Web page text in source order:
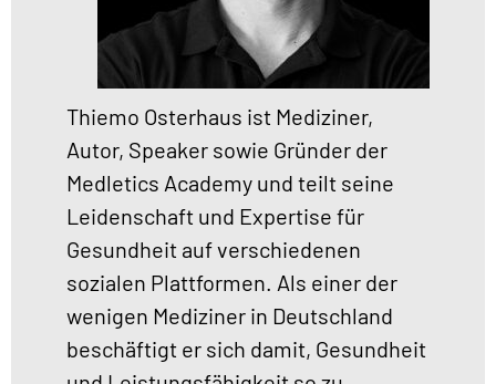
Thiemo Osterhaus ist Mediziner,
Autor, Speaker sowie Gründer der
Medletics Academy und teilt seine
Leidenschaft und Expertise für
Gesundheit auf verschiedenen
sozialen Plattformen. Als einer der
wenigen Mediziner in Deutschland
beschäftigt er sich damit, Gesundheit